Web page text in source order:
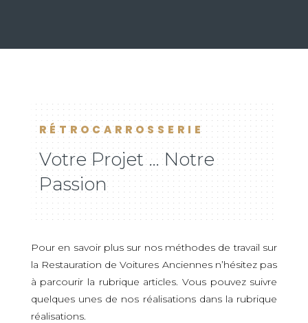
RÉTROCARROSSERIE
Votre Projet … Notre
Passion
Pour en savoir plus sur nos méthodes de travail sur
la Restauration de Voitures Anciennes n’hésitez pas
à parcourir la rubrique articles. Vous pouvez suivre
quelques unes de nos réalisations dans la rubrique
réalisations.